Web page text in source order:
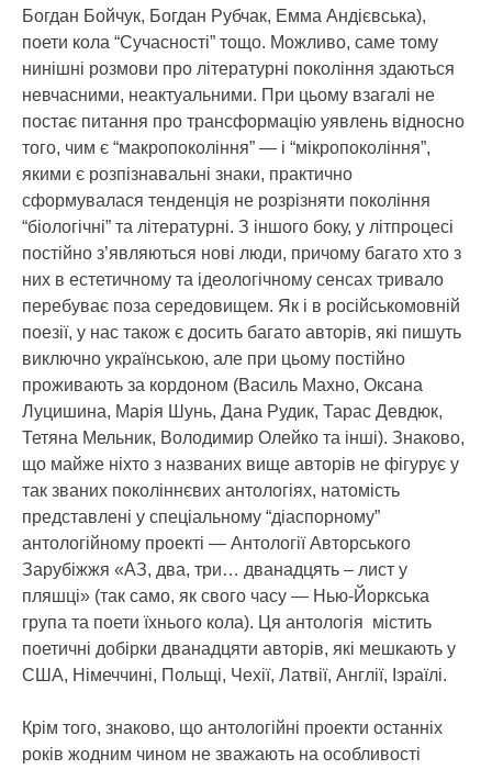
Богдан Бойчук, Богдан Рубчак, Емма Андієвська),
поети кола “Сучасності” тощо. Можливо, саме тому
нинішні розмови про літературні покоління здаються
невчасними, неактуальними. При цьому взагалі не
постає питання про трансформацію уявлень відносно
того, чим є “макропокоління” — і “мікропокоління”,
якими є розпізнавальні знаки, практично
сформувалася тенденція не розрізняти покоління
“біологічні” та літературні. З іншого боку, у літпроцесі
постійно з’являються нові люди, причому багато хто з
них в естетичному та ідеологічному сенсах тривало
перебуває поза середовищем. Як і в російськомовній
поезії, у нас також є досить багато авторів, які пишуть
виключно українською, але при цьому постійно
проживають за кордоном (Василь Махно, Оксана
Луцишина, Марія Шунь, Дана Рудик, Тарас Девдюк,
Тетяна Мельник, Володимир Олейко та інші). Знаково,
що майже ніхто з названих вище авторів не фігурує у
так званих поколіннєвих антологіях, натомість
представлені у спеціальному “діаспорному”
антологійному проекті — Антології Авторського
Зарубіжжя «АЗ, два, три… дванадцять – лист у
пляшці» (так само, як свого часу — Нью-Йоркська
група та поети їхнього кола). Ця антологія містить
поетичні добірки дванадцяти авторів, які мешкають у
США, Німеччині, Польщі, Чехії, Латвії, Англії, Ізраїлі.
Крім того, знаково, що антологійні проекти останніх
років жодним чином не зважають на особливості